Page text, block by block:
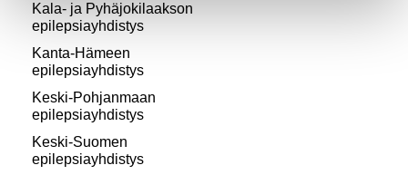
Kala- ja Pyhäjokilaakson
epilepsiayhdistys
Kanta-Hämeen
epilepsiayhdistys
Keski-Pohjanmaan
epilepsiayhdistys
Keski-Suomen
epilepsiayhdistys